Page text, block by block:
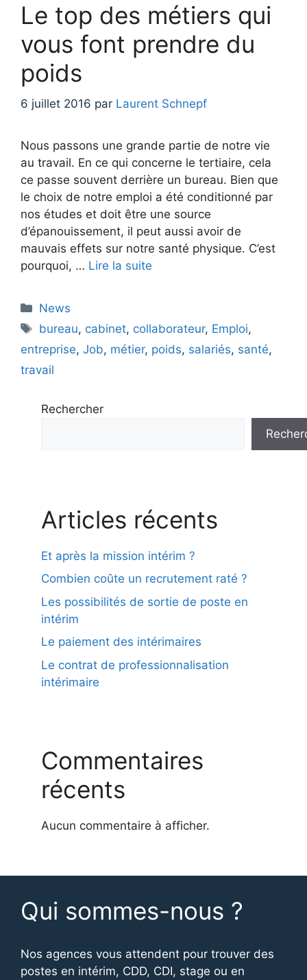
Le top des métiers qui
vous font prendre du
poids
6 juillet 2016 par Laurent Schnepf
Nous passons une grande partie de notre vie
au travail. En ce qui concerne le tertiaire, cela
ce passe souvent derrière un bureau. Bien que
le choix de notre emploi a été conditionné par
nos études et doit être une source
d’épanouissement, il peut aussi avoir de
mauvais effets sur notre santé physique. C’est
pourquoi, … Lire la suite
Catégories
News
Étiquettes
bureau, cabinet, collaborateur, Emploi,
entreprise, Job, métier, poids, salariés, santé,
travail
Rechercher
Articles récents
Et après la mission intérim ?
Combien coûte un recrutement raté ?
Les possibilités de sortie de poste en
intérim
Le paiement des intérimaires
Le contrat de professionnalisation
intérimaire
Commentaires
récents
Aucun commentaire à afficher.
Qui sommes-nous ?
Nos agences vous attendent pour trouver des
postes en intérim, CDD, CDI, stage ou en